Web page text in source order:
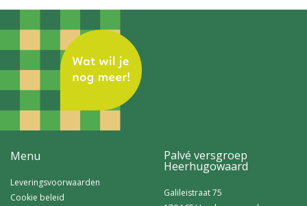
Menu
Leveringsvoorwaarden
Cookie beleid
Palvé versgroep
Heerhugowaard
Galileistraat 75